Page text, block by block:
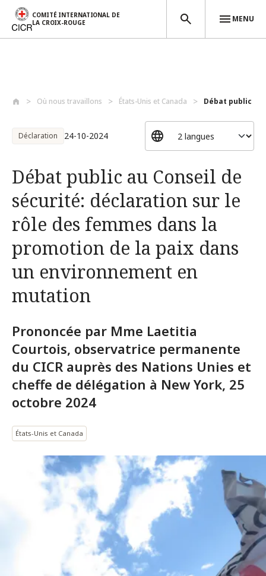
COMITÉ INTERNATIONAL DE
LA CROIX-ROUGE
MENU
Où nous travaillons États-Unis et Canada Débat public au
Déclaration 24-10-2024
Débat public au Conseil de
sécurité: déclaration sur le
rôle des femmes dans la
promotion de la paix dans
un environnement en
mutation
Prononcée par Mme Laetitia
Courtois, observatrice permanente
du CICR auprès des Nations Unies et
cheffe de délégation à New York, 25
octobre 2024
États-Unis et Canada